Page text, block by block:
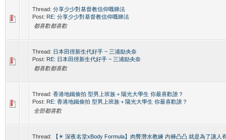
Thread: 分享少少對基督教信仰嘅睇法
Post: RE: 分享少少對基督教信仰嘅睇法
都喜歡都喜歡
Thread: 日本田徑新生代好手 ~ 三浦励央奈
Post: RE: 日本田徑新生代好手 ~ 三浦励央奈
都喜歡都喜歡
Thread: 香港地鐵偷拍 型男上班族＋陽光大學生 你最喜歡誰？
Post: RE: 香港地鐵偷拍 型男上班族＋陽光大學生 你最喜歡誰？
全部都喜歡
Thread:
【☀ 深夜名堂xBody Formula】肉臀潛水教練 內褲凸凸 就是為了讓人